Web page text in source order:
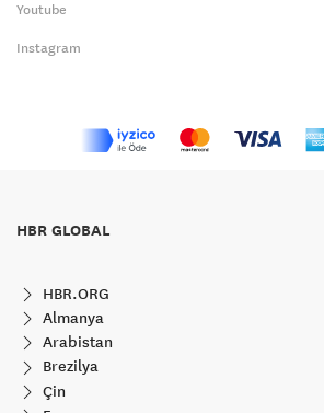
Youtube
Instagram
HBR GLOBAL
HBR.ORG
Almanya
Arabistan
Brezilya
Çin